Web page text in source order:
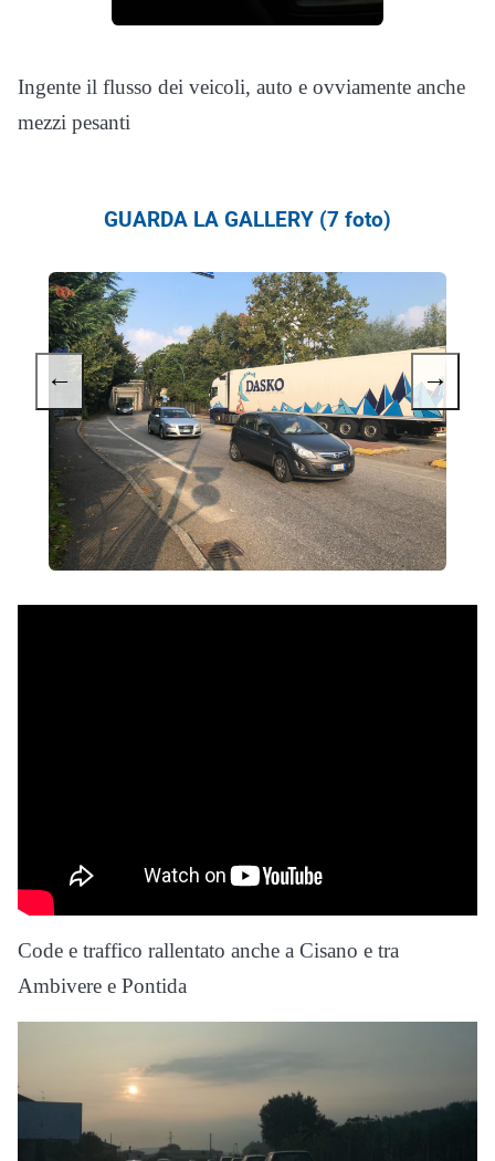
Ingente il flusso dei veicoli, auto e ovviamente anche
mezzi pesanti
GUARDA LA GALLERY (7 foto)
← →
Code e traffico rallentato anche a Cisano e tra
Ambivere e Pontida